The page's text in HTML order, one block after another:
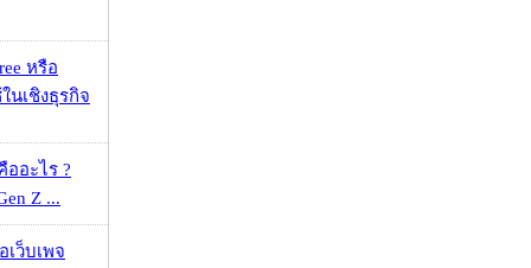
หรือ
นเชิงธุรกิจ
ออะไร ?
Z ...
ว็บเพจ